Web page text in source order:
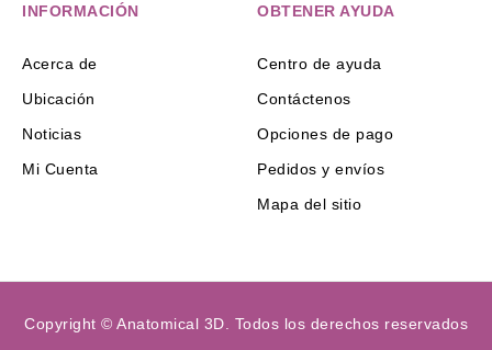
INFORMACIÓN
Acerca de
Ubicación
Noticias
Mi Cuenta
OBTENER AYUDA
Centro de ayuda
Contáctenos
Opciones de pago
Pedidos y envíos
Mapa del sitio
Copyright © Anatomical 3D. Todos los derechos reservados